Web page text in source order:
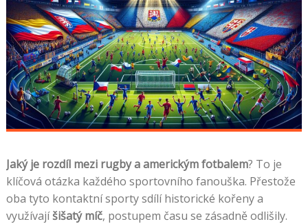
Jaký je rozdíl mezi rugby a americkým fotbalem? To je
klíčová otázka každého sportovního fanouška. Přestože
oba tyto kontaktní sporty sdílí historické kořeny a
využívajíšišatý míč, postupem času se zásadně odlišily.